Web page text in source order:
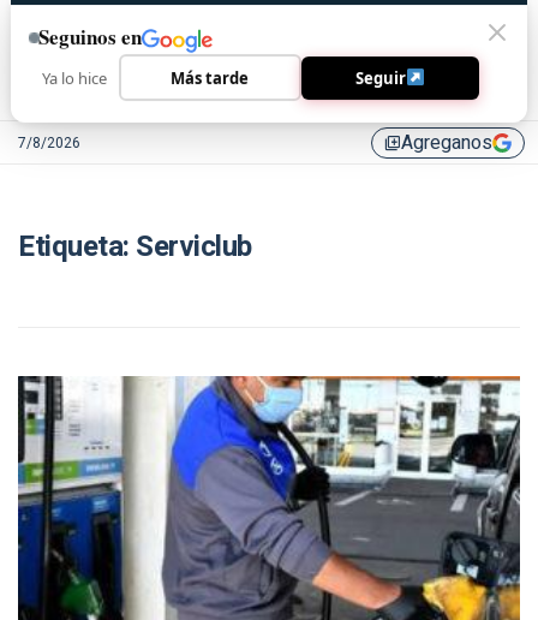
7/8/2026 library_addAgreganos
Etiqueta: Serviclub
Seguinos en
Ya lo hice Más tarde Seguir